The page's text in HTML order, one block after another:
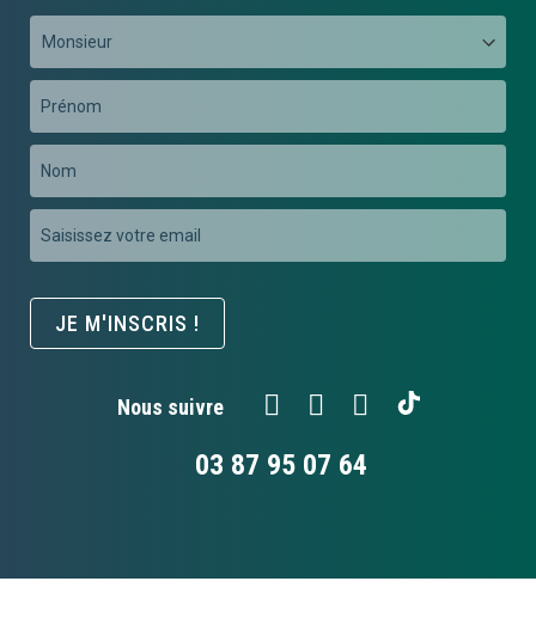
newsletter
JE M'INSCRIS !
Nous suivre
03 87 95 07 64